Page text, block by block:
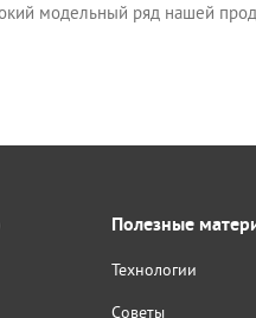
модельный ряд нашей
Полезные
Технологии
Советы